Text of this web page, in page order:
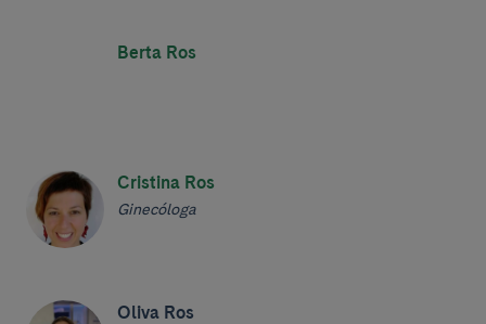
Berta Ros
Cristina Ros
Ginecóloga
Oliva Ros